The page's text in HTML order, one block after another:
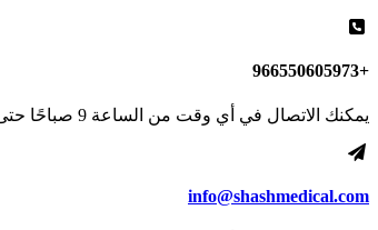
+966550605973
يمكنك الاتصال في أي وقت من الساعة 9 صباحًا حتى 6 مساءً.
info@shashmedical.com